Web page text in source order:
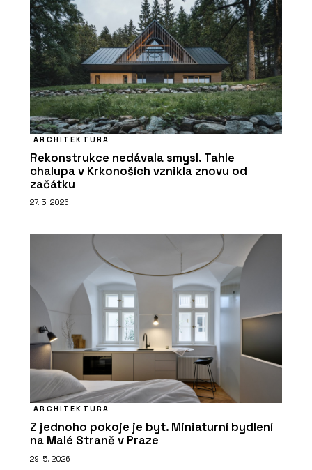
ARCHITEKTURA
Rekonstrukce nedávala smysl. Tahle
chalupa v Krkonoších vznikla znovu od
začátku
27. 5. 2026
ARCHITEKTURA
Z jednoho pokoje je byt. Miniaturní bydlení
na Malé Straně v Praze
29. 5. 2026